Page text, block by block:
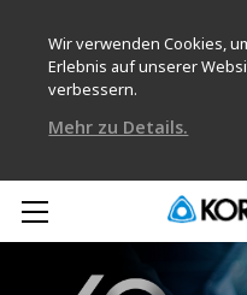
Wir verwenden Cookies,
Erlebnis auf unserer
verbessern.
Mehr zu Details.